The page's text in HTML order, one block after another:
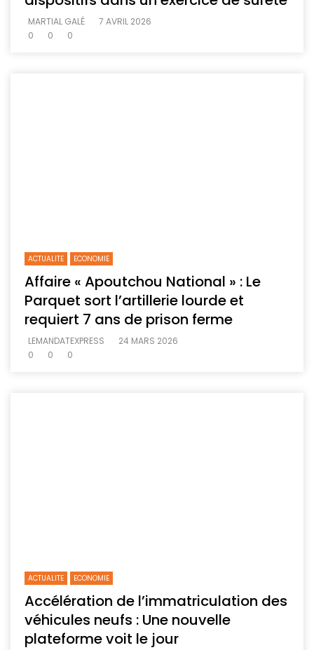
MARTIAL GALÉ
7 AVRIL 2026
0
0 0
ACTUALITE ECONOMIE
Affaire « Apoutchou National » : Le
Parquet sort l’artillerie lourde et
requiert 7 ans de prison ferme
LEMANDATEXPRESS
24 MARS 2026
0
0 0
ACTUALITE ECONOMIE
Accélération de l’immatriculation des
véhicules neufs : Une nouvelle
plateforme voit le jour